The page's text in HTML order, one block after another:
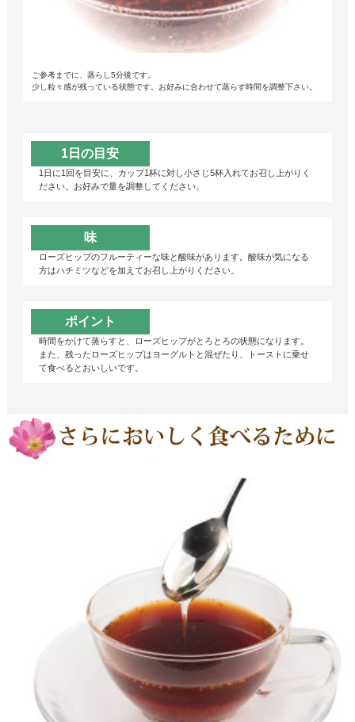
ご参考までに、蒸らし5分後です。
少し粒々感が残っている状態です。お好みに合わせて蒸らす時間を調整下さい。
1日の目安
1日に1回を目安に、カップ1杯に対し小さじ5杯入れてお召し上がりく
ださい。お好みで量を調整してください。
味
ローズヒップのフルーティーな味と酸味があります。酸味が気になる
方はハチミツなどを加えてお召し上がりください。
ポイント
時間をかけて蒸らすと、ローズヒップがとろとろの状態になります。
また、残ったローズヒップはヨーグルトと混ぜたり、トーストに乗せ
て食べるとおいしいです。